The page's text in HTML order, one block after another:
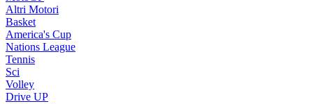
Altri Motori
Basket
America's Cup
Nations League
Tennis
Sci
Volley
Drive UP